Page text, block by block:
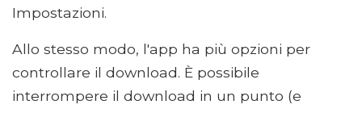
Impostazioni.
Allo stesso modo, l'app ha più opzioni per
controllare il download. È possibile
interrompere il download in un punto (e